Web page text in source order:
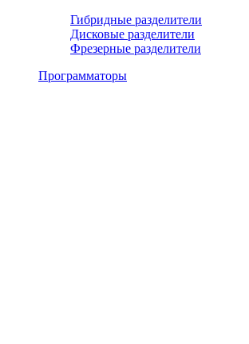
Гибридные разделители
Дисковые разделители
Фрезерные разделители
Программаторы